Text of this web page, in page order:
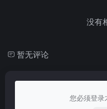
没有
暂无评论
您必须登录